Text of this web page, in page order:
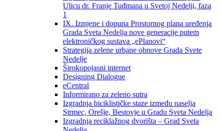
Ulicu dr. Franje Tuđmana u Svetoj Nedelji, faza
1
IX. Izmjene i dopuna Prostornog plana uređenja
Grada Sveta Nedelja nove generacije putem
elektroničkog sustava „ePlanovi“
Strategija zelene urbane obnove Grada Svete
Nedelje
Širokopojasni internet
Designing Dialogue
eCentral
Informirano za zeleno sutra
Izgradnja biciklističke staze između naselja
Strmec, Orešje, Bestovje u Gradu Sveta Nedelja
Izgradnja reciklažnog dvorišta – Grad Sveta